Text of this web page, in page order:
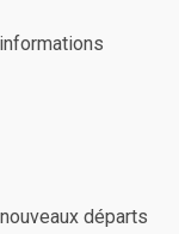
départs